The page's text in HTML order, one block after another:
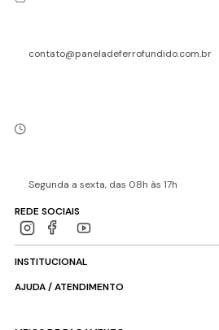
contato@paneladeferrofundido.com.br
Segunda a sexta, das 08h às 17h
REDE SOCIAIS
INSTITUCIONAL
AJUDA / ATENDIMENTO